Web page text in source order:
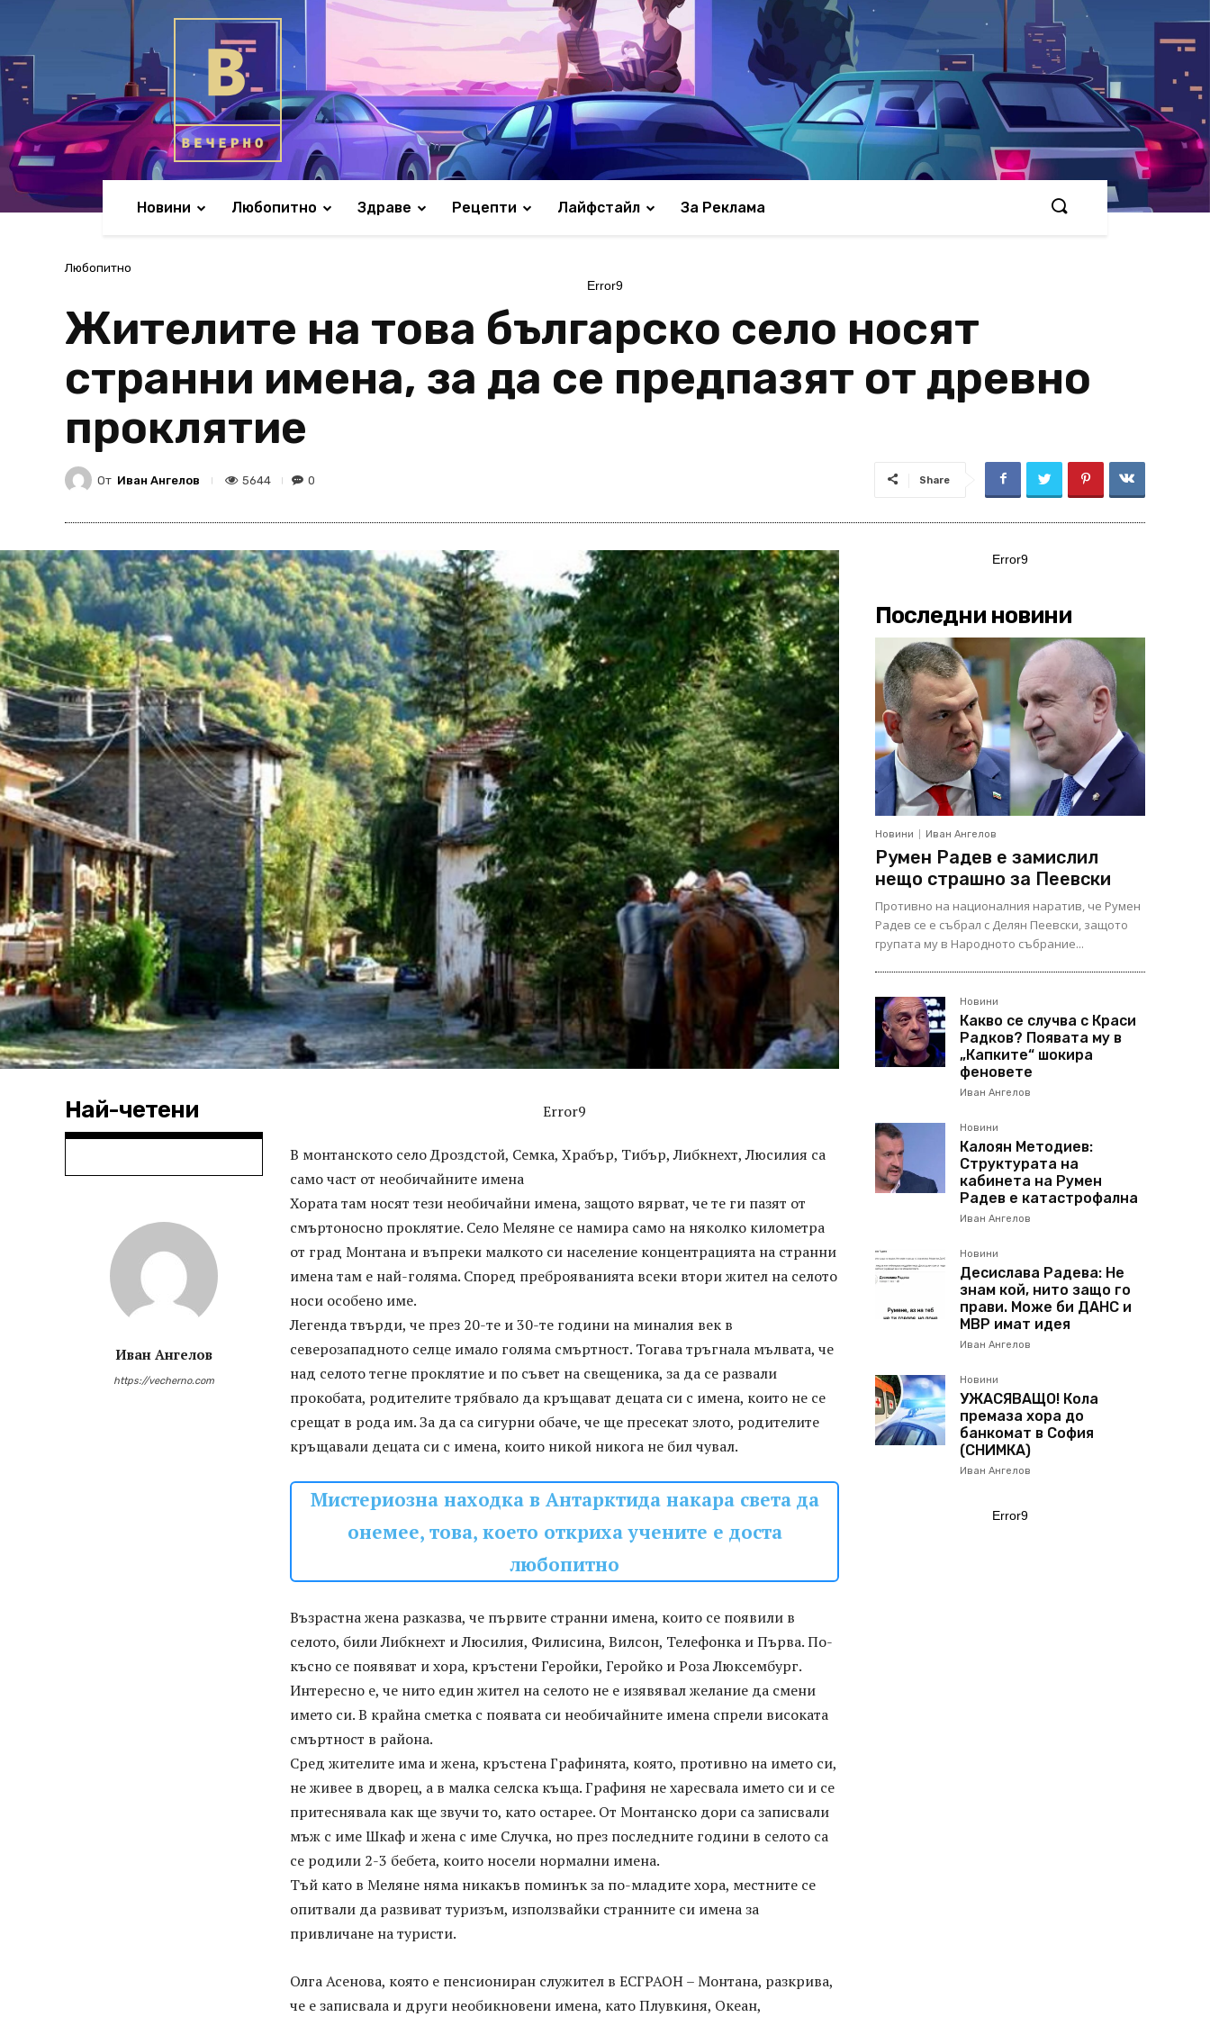
Новини Любопитно Здраве Рецепти Лайфстайл За Реклама
Любопитно
Error9
Жителите на това българско село носят
странни имена, за да се предпазят от древно
проклятие
От Иван Ангелов 5644 0 Share
Най-четени
Иван Ангелов
https://vecherno.com
Error9
В монтанското село Дроздстой, Семка, Храбър, Тибър, Либкнехт, Люсилия са
само част от необичайните имена
Хората там носят тези необичайни имена, защото вярват, че те ги пазят от
смъртоносно проклятие. Село Меляне се намира само на няколко километра
от град Монтана и въпреки малкото си население концентрацията на странни
имена там е най-голяма. Според преброяванията всеки втори жител на селото
носи особено име.
Легенда твърди, че през 20-те и 30-те години на миналия век в
северозападното селце имало голяма смъртност. Тогава тръгнала мълвата, че
над селото тегне проклятие и по съвет на свещеника, за да се развали
прокобата, родителите трябвало да кръщават децата си с имена, които не се
срещат в рода им. За да са сигурни обаче, че ще пресекат злото, родителите
кръщавали децата си с имена, които никой никога не бил чувал.
Мистериозна находка в Антарктида накара света да
онемее, това, което откриха учените е доста
любопитно
Възрастна жена разказва, че първите странни имена, които се появили в
селото, били Либкнехт и Люсилия, Филисина, Вилсон, Телефонка и Първа. По-
късно се появяват и хора, кръстени Геройки, Геройко и Роза Люксембург.
Интересно е, че нито един жител на селото не е изявявал желание да смени
името си. В крайна сметка с появата си необичайните имена спрели високата
смъртност в района.
Сред жителите има и жена, кръстена Графинята, която, противно на името си,
не живее в дворец, а в малка селска къща. Графиня не харесвала името си и се
притеснявала как ще звучи то, като остарее. От Монтанско дори са записвали
мъж с име Шкаф и жена с име Случка, но през последните години в селото са
се родили 2-3 бебета, които носели нормални имена.
Тъй като в Меляне няма никакъв поминък за по-младите хора, местните се
опитвали да развиват туризъм, използвайки странните си имена за
привличане на туристи.
Олга Асенова, която е пенсиониран служител в ЕСГРАОН – Монтана, разкрива,
че е записвала и други необикновени имена, като Плувкиня, Океан,
Error9
Последни новини
Новини Иван Ангелов
Румен Радев е замислил
нещо страшно за Пеевски
Противно на националния наратив, че Румен
Радев се е събрал с Делян Пеевски, защото
групата му в Народното събрание...
Новини
Какво се случва с Краси
Радков? Появата му в
„Капките“ шокира
феновете
Иван Ангелов
Новини
Калоян Методиев:
Структурата на
кабинета на Румен
Радев е катастрофална
Иван Ангелов
Новини
Десислава Радева: Не
знам кой, нито защо го
прави. Може би ДАНС и
МВР имат идея
Иван Ангелов
Новини
УЖАСЯВАЩО! Кола
премаза хора до
банкомат в София
(СНИМКА)
Иван Ангелов
Error9